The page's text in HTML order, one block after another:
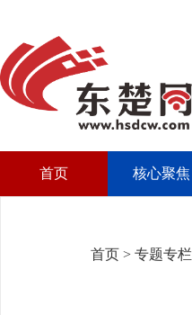
首页 核心聚焦
首页 > 专题专栏